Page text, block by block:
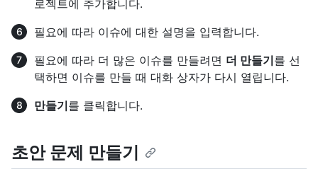
로젝트에 추가합니다.
필요에 따라 이슈에 대한 설명을 입력합니다.
필요에 따라 더 많은 이슈를 만들려면 더 만들기를 선
택하면 이슈를 만들 때 대화 상자가 다시 열립니다.
만들기를 클릭합니다.
초안 문제 만들기